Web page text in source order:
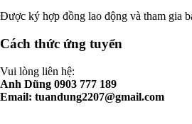
Được ký hợp đồng lao động và tham gia
Cách thức ứng tuyển
Vui lòng liên hệ:
Anh Dũng 0903 777 189
Email: tuandung2207@gmail.com